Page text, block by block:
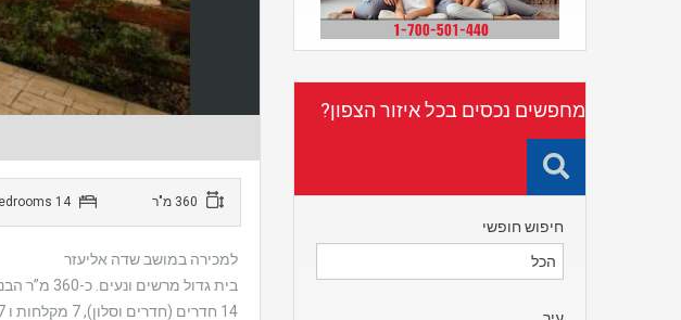
14 Bedrooms
למכירה במושב שדה אליעזר
בית גדול מרשים ונעים. כ-360 מ”ר הבנוי על מגרש של דונם. לבית קיים היתר בניה, כולל טופס-4.
14 חדרים (חדרים וסלון), 7 מקלחות ו 7 חניות. ניתן לחלק את הבית ל -6 יחידות דיור נפרדות. מתאים מאוד למשפחה גדולה ולשימושים נוספים
מחפשים נכסים בכל איזור הצפון?
חיפוש חופשי